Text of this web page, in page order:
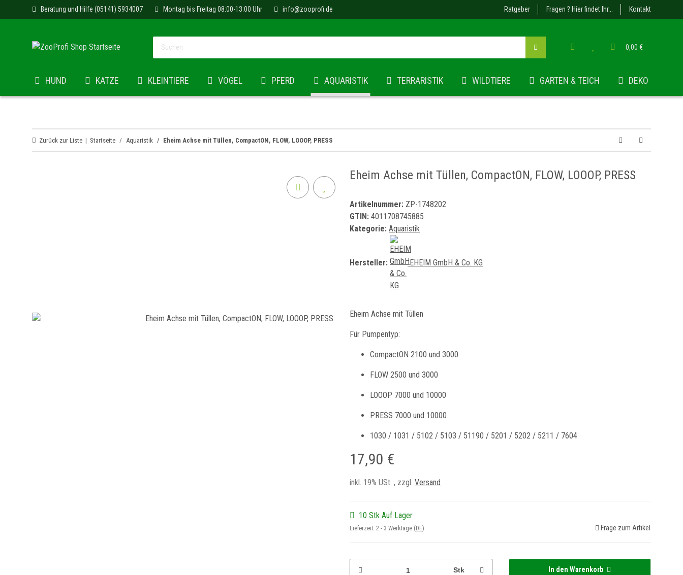
Ratgeber Fragen ? Hier findet Ihr... Kontakt
Beratung und Hilfe (05141) 5934007 Montag bis Freitag 08:00-13:00 Uhr info@zooprofi.de
0,00 €
HUND KATZE KLEINTIERE VÖGEL PFERD AQUARISTIK TERRARISTIK WILDTIERE GARTEN & TEICH DEKO
Zurück zur Liste Startseite Aquaristik Eheim Achse mit Tüllen, CompactON, FLOW, LOOOP, PRESS
Eheim Achse mit Tüllen, CompactON, FLOW, LOOOP, PRESS
Artikelnummer: ZP-1748202
GTIN: 4011708745885
Kategorie: Aquaristik
Hersteller: EHEIM GmbH & Co. KG
Eheim Achse mit Tüllen
Für Pumpentyp:
CompactON 2100 und 3000
FLOW 2500 und 3000
LOOOP 7000 und 10000
PRESS 7000 und 10000
1030 / 1031 / 5102 / 5103 / 51190 / 5201 / 5202 / 5211 / 7604
17,90 €
inkl. 19% USt. , zzgl. Versand
10 Stk Auf Lager
Lieferzeit: 2 - 3 Werktage (DE) Frage zum Artikel
Stk In den Warenkorb